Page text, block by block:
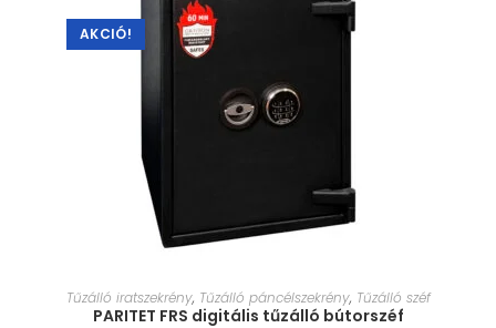
AKCIÓ!
MÉRET VÁLASZTÁSA
Tűzálló iratszekrény, Tűzálló páncélszekrény, Tűzálló széf
PARITET FRS digitális tűzálló bútorszéf